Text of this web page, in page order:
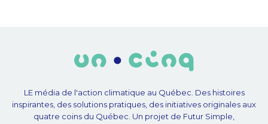
LE média de l'action climatique au Québec. Des histoires
inspirantes, des solutions pratiques, des initiatives originales aux
quatre coins du Québec. Un projet de Futur Simple,